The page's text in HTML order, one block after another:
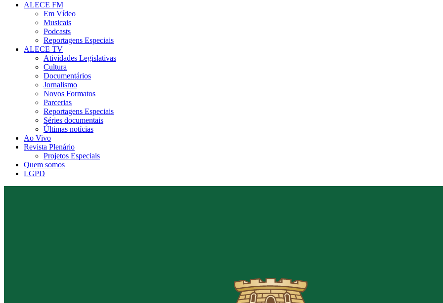
ALECE FM
Em Vídeo
Musicais
Podcasts
Reportagens Especiais
ALECE TV
Atividades Legislativas
Cultura
Documentários
Jornalismo
Novos Formatos
Parcerias
Reportagens Especiais
Séries documentais
Últimas notícias
Ao Vivo
Revista Plenário
Projetos Especiais
Quem somos
LGPD